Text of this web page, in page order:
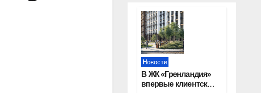
Новости
В ЖК «Гренландия»
впервые клиентские